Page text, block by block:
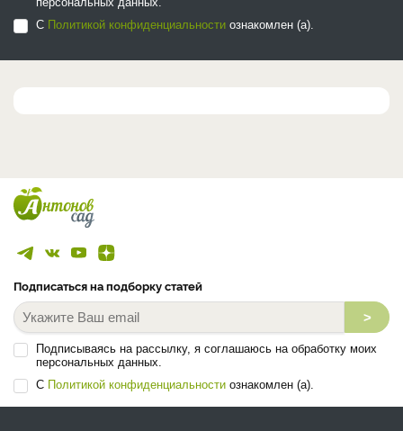
С Политикой конфиденциальности ознакомлен (а).
Подписаться на подборку статей
>
Подписываясь на рассылку, я соглашаюсь на обработку моих
персональных данных.
С Политикой конфиденциальности ознакомлен (а).